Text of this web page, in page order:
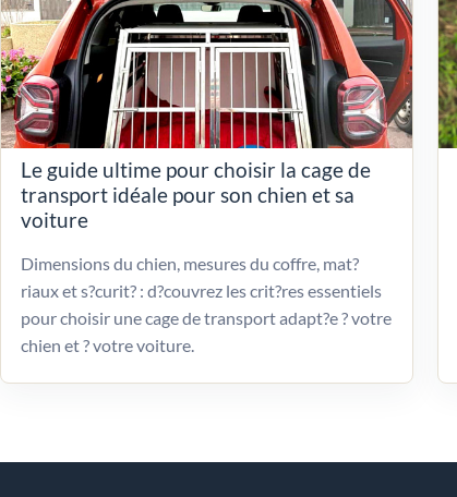
Le guide ultime pour choisir la cage de
transport idéale pour son chien et sa
voiture
Dimensions du chien, mesures du coffre, mat?
riaux et s?curit? : d?couvrez les crit?res essentiels
pour choisir une cage de transport adapt?e ? votre
chien et ? votre voiture.